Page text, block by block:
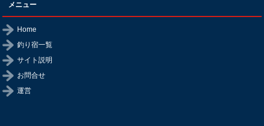
メニュー
Home
釣り宿一覧
サイト説明
お問合せ
運営